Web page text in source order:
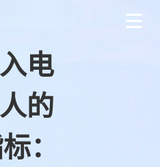
电
的
：